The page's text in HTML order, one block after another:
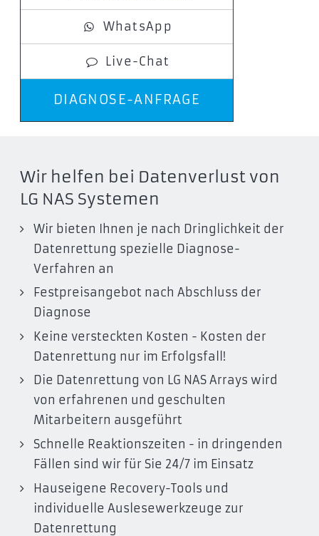
WhatsApp
Live-Chat
DIAGNOSE-ANFRAGE
Wir helfen bei Datenverlust von
LG NAS Systemen
Wir bieten Ihnen je nach Dringlichkeit der
Datenrettung spezielle Diagnose-
Verfahren an
Festpreisangebot nach Abschluss der
Diagnose
Keine versteckten Kosten - Kosten der
Datenrettung nur im Erfolgsfall!
Die Datenrettung von LG NAS Arrays wird
von erfahrenen und geschulten
Mitarbeitern ausgeführt
Schnelle Reaktionszeiten - in dringenden
Fällen sind wir für Sie 24/7 im Einsatz
Hauseigene Recovery-Tools und
individuelle Auslesewerkzeuge zur
Datenrettung